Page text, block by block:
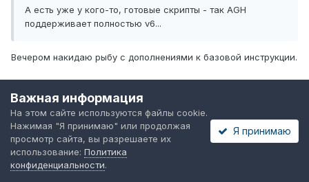
А есть уже у кого-то, готовые скрипты - так AGH
поддерживает полностью v6...
Вечером накидаю рыбу с дополнениями к базовой инструкции.
Цитата
r13
Опубликовано
Важная информация
На этом сайте используются файлы cookie.
Нажимая "Я принимаю" или продолжая
просмотр сайта, вы разрешаете их
использование: Политика
конфиденциальности.
Я принимаю